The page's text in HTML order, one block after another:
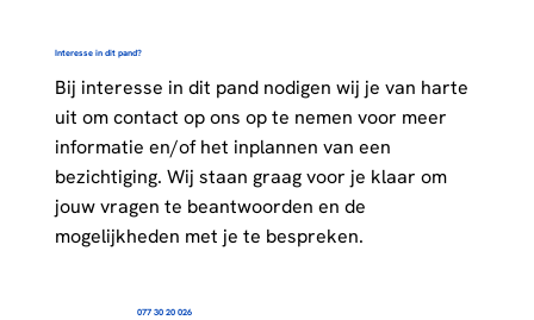
Interesse in dit pand?
Bij interesse in dit pand nodigen wij je van harte
uit om contact op ons op te nemen voor meer
informatie en/of het inplannen van een
bezichtiging. Wij staan graag voor je klaar om
jouw vragen te beantwoorden en de
mogelijkheden met je te bespreken.
077 30 20 026